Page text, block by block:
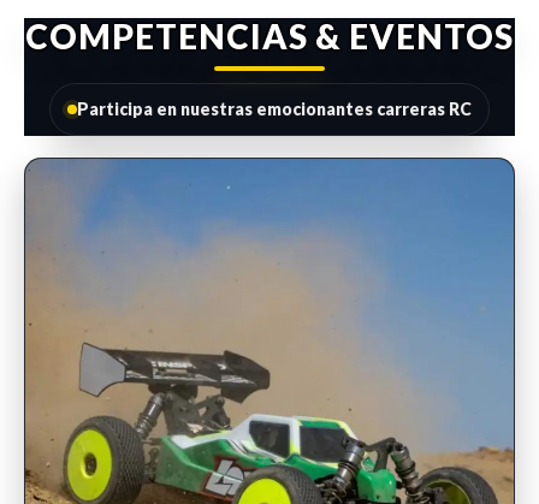
COMPETENCIAS & EVENTOS
Participa en nuestras emocionantes carreras RC
INSCRIPCIONES ABIERTAS